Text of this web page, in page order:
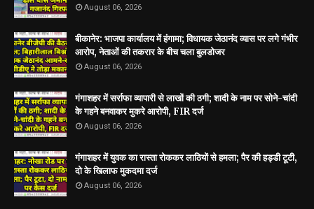
August 06, 2026
बीकानेर: भाजपा कार्यालय में हंगामा; विधायक जेठानंद व्यास पर लगे गंभीर
आरोप, नेताओं की तकरार के बीच चला बुलडोजर
August 06, 2026
गंगाशहर में सर्राफा व्यापारी से लाखों की ठगी; शादी के नाम पर सोने-चांदी
के गहने बनवाकर मुकरे आरोपी, FIR दर्ज
August 06, 2026
गंगाशहर में युवक का रास्ता रोककर लाठियों से हमला; पैर की हड्डी टूटी,
दो के खिलाफ मुकदमा दर्ज
August 06, 2026